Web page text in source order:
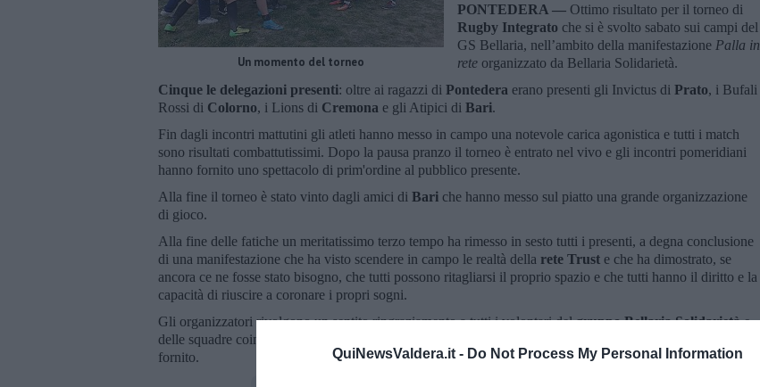
QuiNewsValdera.it - Do Not Process My Personal Information
Un momento del torneo
PONTEDERA — Ottimo risultato per il torneo di
Rugby Integrato che si è svolto sabato sui campi del
GS Bellaria, nell’ambito della manifestazione Palla in
rete organizzato da Bellaria Solidarietà.
Cinque le delegazioni presenti: oltre ai ragazzi di Pontedera erano presenti gli Invictus di Prato, i Bufali
Rossi di Colorno, i Lions di Cremona e gli Atipici di Bari.
Fin dagli incontri mattutini gli atleti hanno messo in campo una notevole carica agonistica e tutti i match
sono risultati combattutissimi. Dopo la pausa pranzo il torneo è entrato nel vivo e gli incontri pomeridiani
hanno fornito uno spettacolo di prim'ordine al pubblico presente.
Alla fine il torneo è stato vinto dagli amici di Bari che hanno messo sul piatto una grande organizzazione
di gioco.
Alla fine delle fatiche un meritatissimo terzo tempo ha rimesso in sesto tutti i presenti, a degna conclusione
di una manifestazione che ha visto scendere in campo le realtà della rete Trust e che ha dimostrato, se
ancora ce ne fosse stato bisogno, che tutti possono ritagliarsi il proprio spazio e che tutti hanno il diritto e la
capacità di riuscire a coronare i propri sogni.
Gli organizzatori rivolgono un sentito ringraziamento a tutti i volontari delgruppo Bellaria Solidarietàe
delle squadre coinvolte, oltre che all’azienda Reynaers per le bellissime nuove
fornito.